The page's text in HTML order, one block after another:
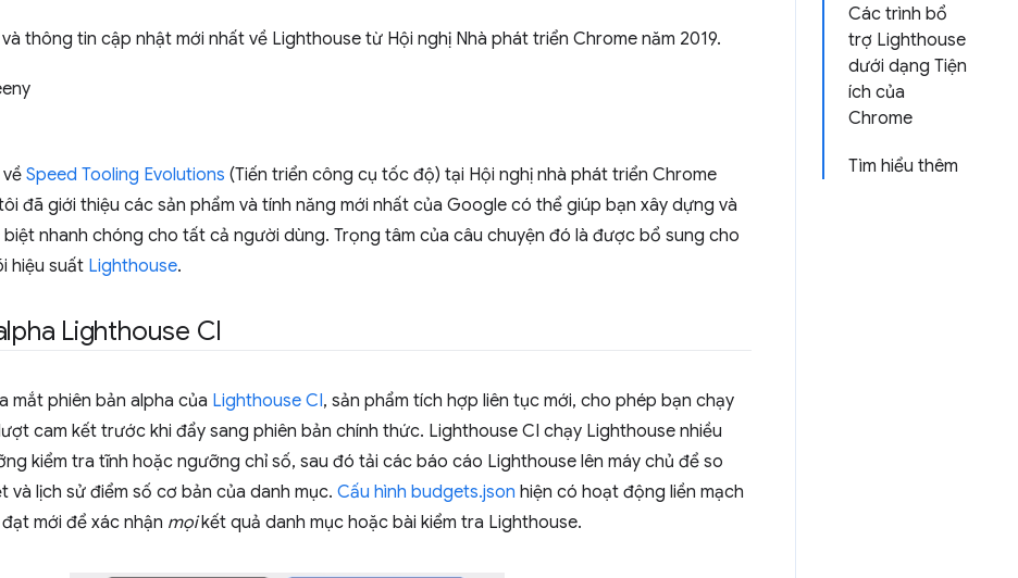
Các trình bổ
trợ Lighthouse
dưới dạng Tiện
ích của
Chrome
Tìm hiểu thêm
thông tin cập nhật mới nhất về Lighthouse từ Hội nghị Nhà phát triển Chrome năm 2019.
Speed Tooling Evolutions (Tiến triển công cụ tốc độ) tại Hội nghị nhà phát triển Chrome
đã giới thiệu các sản phẩm và tính năng mới nhất của Google có thể giúp bạn xây dựng và
nhanh chóng cho tất cả người dùng. Trọng tâm của câu chuyện đó là được bổ sung cho
hiệu suất Lighthouse.
Lighthouse CI
mắt phiên bản alpha của Lighthouse CI, sản phẩm tích hợp liên tục mới, cho phép bạn chạy
cam kết trước khi đẩy sang phiên bản chính thức. Lighthouse CI chạy Lighthouse nhiều
kiểm tra tĩnh hoặc ngưỡng chỉ số, sau đó tải các báo cáo Lighthouse lên máy chủ để so
và lịch sử điểm số cơ bản của danh mục. Cấu hình budgets.json hiện có hoạt động liền mạch
mới để xác nhận mọikết quả danh mục hoặc bài kiểm tra Lighthouse.